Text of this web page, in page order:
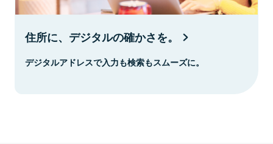
住所に、デジタルの確かさを。
デジタルアドレスで入力も検索もスムーズに。